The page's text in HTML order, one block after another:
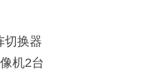
切换器
机2台